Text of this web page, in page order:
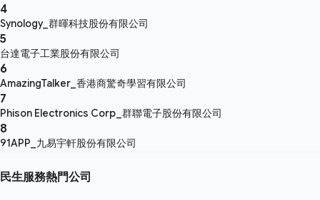
4
Synology_群暉科技股份有限公司
5
台達電子工業股份有限公司
6
AmazingTalker_香港商驚奇學習有限公司
7
Phison Electronics Corp_群聯電子股份有限公司
8
91APP_九易宇軒股份有限公司
民生服務熱門公司